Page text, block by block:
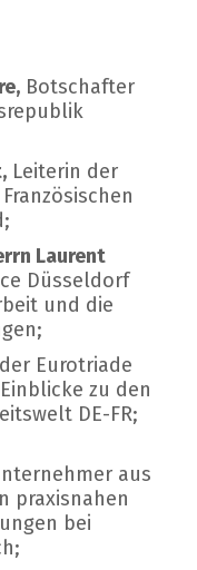
Botschafter
Leiterin der
Laurent
Düsseldorf
und die
Eurotriade
zu den
DE-FR;
aus
praxisnahen
bei